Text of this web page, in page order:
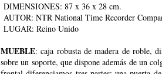
DIMENSIONES: 87 x 36 x 28 cm.
AUTOR: NTR National Time Recorder
LUGAR: Reino Unido
MUEBLE: caja robusta de madera de roble,
sobre un soporte, que dispone además de un